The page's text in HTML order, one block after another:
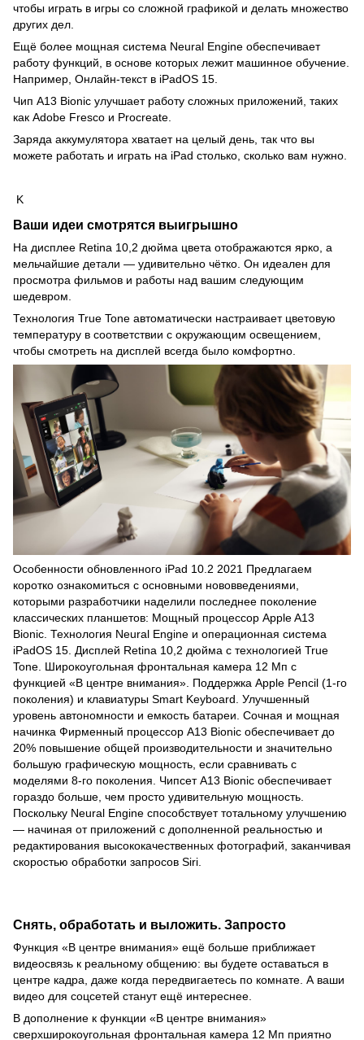
чтобы играть в игры со сложной графикой и делать множество
других дел.
Ещё более мощная система Neural Engine обеспечивает
работу функций, в основе которых лежит машинное обучение.
Например, Онлайн‑текст в iPadOS 15.
Чип A13 Bionic улучшает работу сложных приложений, таких
как Adobe Fresco и Procreate.
Заряда аккумулятора хватает на целый день, так что вы
можете работать и играть на iPad столько, сколько вам нужно.
K
Ваши идеи смотрятся выигрышно
На дисплее Retina 10,2 дюйма цвета отображаются ярко, а
мельчайшие детали — удивительно чётко. Он идеален для
просмотра фильмов и работы над вашим следующим
шедевром.
Технология True Tone автоматически настраивает цветовую
температуру в соответствии с окружающим освещением,
чтобы смотреть на дисплей всегда было комфортно.
Особенности обновленного iPad 10.2 2021 Предлагаем
коротко ознакомиться с основными нововведениями,
которыми разработчики наделили последнее поколение
классических планшетов: Мощный процессор Apple A13
Bionic. Технология Neural Engine и операционная система
iPadOS 15. Дисплей Retina 10,2 дюйма с технологией True
Tone. Широкоугольная фронтальная камера 12 Мп с
функцией «В центре внимания». Поддержка Apple Pencil (1-го
поколения) и клавиатуры Smart Keyboard. Улучшенный
уровень автономности и емкость батареи. Сочная и мощная
начинка Фирменный процессор A13 Bionic обеспечивает до
20% повышение общей производительности и значительно
большую графическую мощность, если сравнивать с
моделями 8-го поколения. Чипсет A13 Bionic обеспечивает
гораздо больше, чем просто удивительную мощность.
Поскольку Neural Engine способствует тотальному улучшению
— начиная от приложений с дополненной реальностью и
редактирования высококачественных фотографий, заканчивая
скоростью обработки запросов Siri.
Снять, обработать и выложить. Запросто
Функция «В центре внимания» ещё больше приближает
видеосвязь к реальному общению: вы будете оставаться в
центре кадра, даже когда передвигаетесь по комнате. А ваши
видео для соцсетей станут ещё интереснее.
В дополнение к функции «В центре внимания»
сверхширокоугольная фронтальная камера 12 Мп приятно